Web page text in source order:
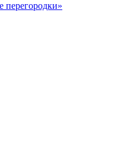
перегородки»